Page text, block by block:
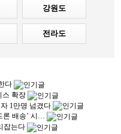
강원도
전라도
다
스 확장
1만명 넘겼다
론 배송’ 시…
잡는다